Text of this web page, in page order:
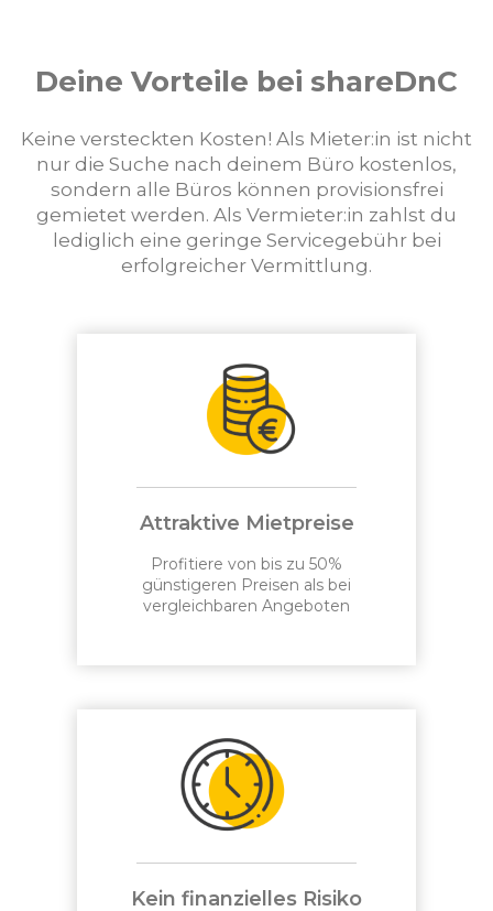
Deine Vorteile bei shareDnC
Keine versteckten Kosten! Als Mieter:in ist nicht
nur die Suche nach deinem Büro kostenlos,
sondern alle Büros können provisionsfrei
gemietet werden. Als Vermieter:in zahlst du
lediglich eine geringe Servicegebühr bei
erfolgreicher Vermittlung.
Attraktive Mietpreise
Profitiere von bis zu 50%
günstigeren Preisen als bei
vergleichbaren Angeboten
Kein finanzielles Risiko